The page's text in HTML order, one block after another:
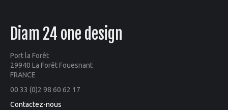
Diam 24 one design
Port la Forêt
29940 La Forêt Fouesnant
FRANCE
00 33 (0)2 98 60 62 17
Contactez-nous